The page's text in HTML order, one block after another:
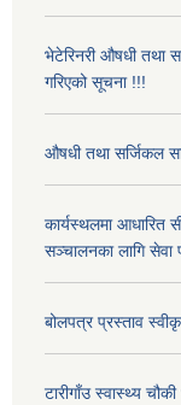
भेटेरिनरी औषधी तथा
गरिएको सूचना !!!
औषधी तथा सर्जिकल
कार्यस्थलमा आधारित
सञ्चालनका लागि सेवा
बोलपत्र प्रस्ताव
टारीगाँउ स्वास्थ्य